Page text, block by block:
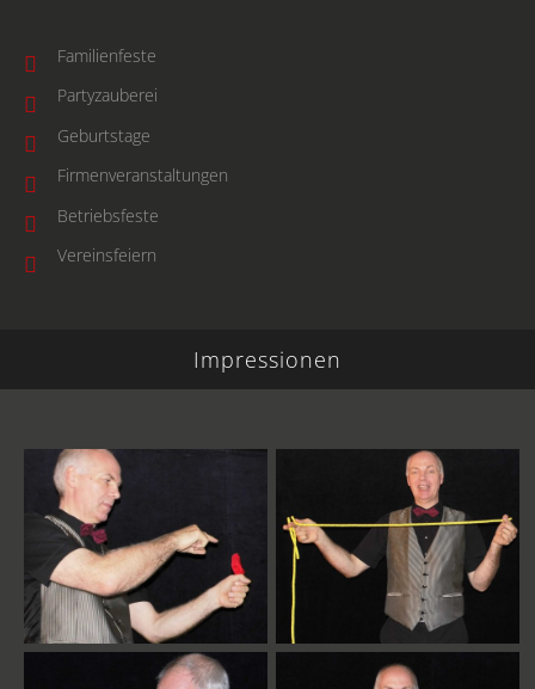
Familienfeste
Partyzauberei
Geburtstage
Firmenveranstaltungen
Betriebsfeste
Vereinsfeiern
Impressionen